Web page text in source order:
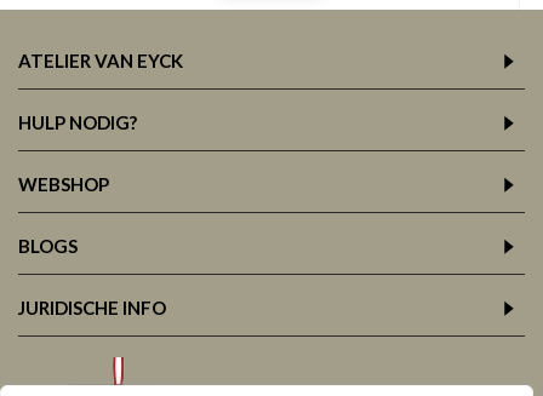
ATELIER VAN EYCK
HULP NODIG?
WEBSHOP
BLOGS
JURIDISCHE INFO